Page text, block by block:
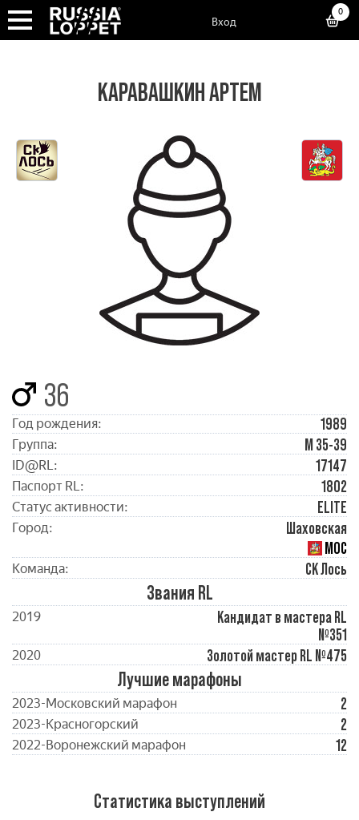
Вход
0
КАРАВАШКИН АРТЕМ
36
Год рождения: 1989
Группа: М 35-39
ID@RL: 17147
Паспорт RL: 1802
Статус активности: ELITE
Город:
Шаховская
МОС
Команда: СК Лось
Звания RL
2019
Кандидат в мастера RL
№351
2020 Золотой мастер RL №475
Лучшие марафоны
2023-Московский марафон 2
2023-Красногорский 2
2022-Воронежский марафон 12
Статистика выступлений